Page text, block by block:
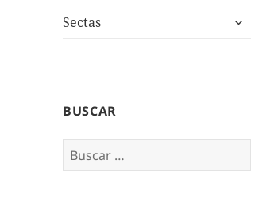
Sectas
expande
BUSCAR
Buscar: